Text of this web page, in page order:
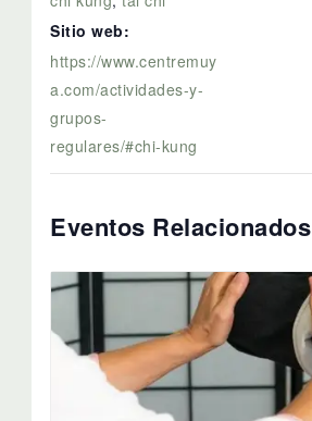
Sitio web:
https://www.centremuy
a.com/actividades-y-
grupos-
regulares/#chi-kung
Eventos Relacionados